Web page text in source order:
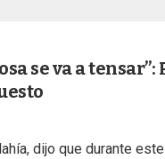
se va a
dijo que durante